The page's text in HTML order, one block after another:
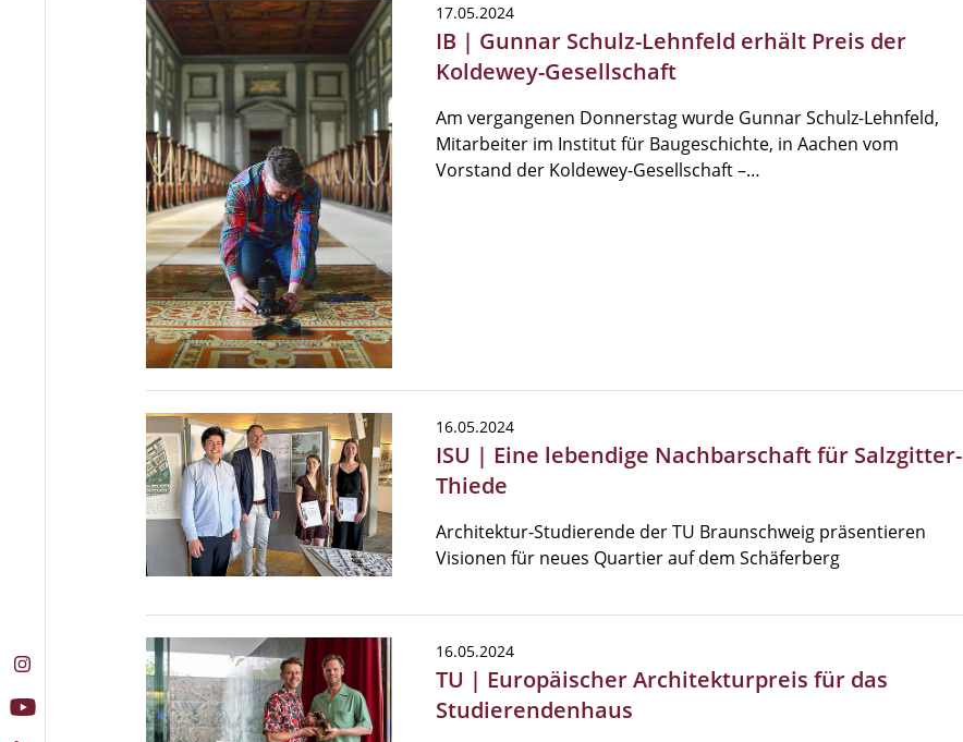
17.05.2024
IB | Gunnar Schulz-Lehnfeld erhält Preis der
Koldewey-Gesellschaft
Am vergangenen Donnerstag wurde Gunnar Schulz-Lehnfeld,
Mitarbeiter im Institut für Baugeschichte, in Aachen vom
Vorstand der Koldewey-Gesellschaft –…
16.05.2024
ISU | Eine lebendige Nachbarschaft für Salzgitter-
Thiede
Architektur-Studierende der TU Braunschweig präsentieren
Visionen für neues Quartier auf dem Schäferberg
16.05.2024
TU | Europäischer Architekturpreis für das
Studierendenhaus